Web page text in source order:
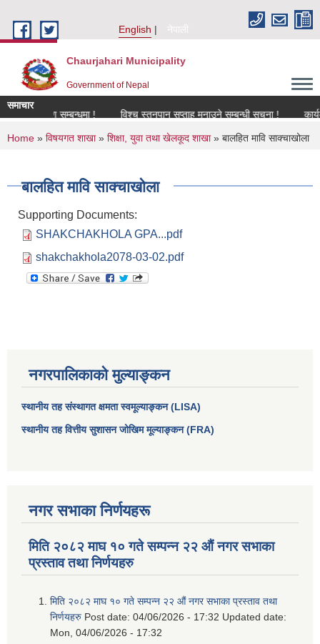
English
नेपाली
Chaurjahari Municipality
Government of Nepal
समाचार
नविकरण सम्बन्धमा !
विश्च स्तनपान सप्ताह मनाउने सम्बन्धी सूचना !
You are here
Home » विषयगत शाखा» शिक्षा, युवा तथा खेलकूद शाखा» बालहित मावि साक्चाखोला
बालहित मावि साक्चाखोला
Supporting Documents:
SHAKCHAKHOLA GPA...pdf
shakchakhola2078-03-02.pdf
नगरपालिकाको मुल्याङ्कन
स्थानीय तह संस्थागत क्षमता स्वमूल्याङ्कन (LISA)
स्थानीय तह वित्तीय सुशासन जोखिम मूल्याङ्कन (FRA)
नगर सभाका निर्णयहरू
मिति २०८२ माघ १० गते सम्पन्न २२ औं नगर सभाका
प्रस्ताव तथा निर्णयहरु
मिति २०८२ माघ १० गते सम्पन्न २२ औं नगर सभाका प्रस्ताव तथा
निर्णयहरु Post date: 04/06/2026 - 17:32 Updated date:
Mon, 04/06/2026 - 17:32